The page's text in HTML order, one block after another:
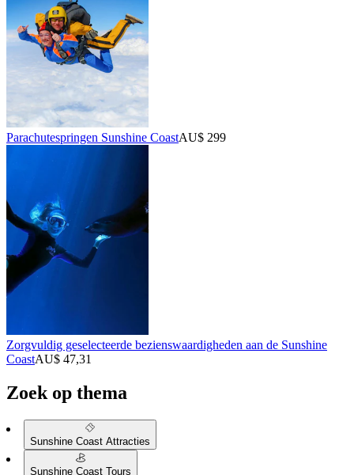
Parachutespringen Sunshine CoastAU$ 299
Zorgvuldig geselecteerde bezienswaardigheden aan de Sunshine
CoastAU$ 47,31
Zoek op thema
Sunshine Coast Attracties
Sunshine Coast Tours